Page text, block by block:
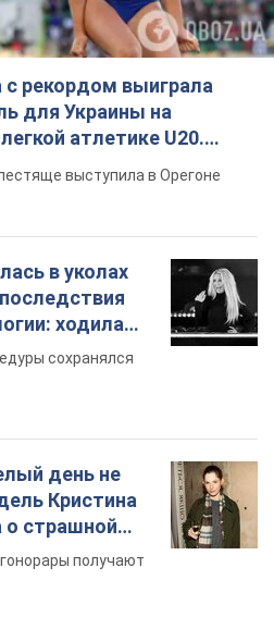
в уколах
ходила
сохранялся
день не
Кристина
о страшной